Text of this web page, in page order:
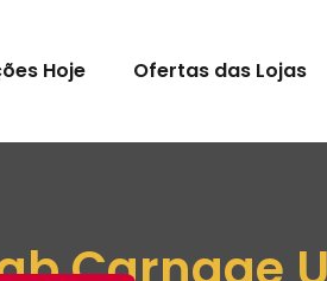
Hoje Ofertas das Lojas